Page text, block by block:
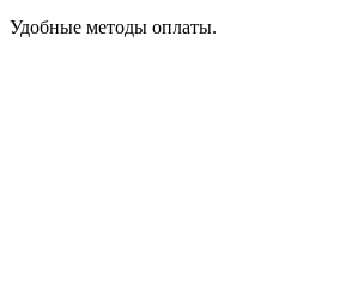
Удобные методы оплаты.